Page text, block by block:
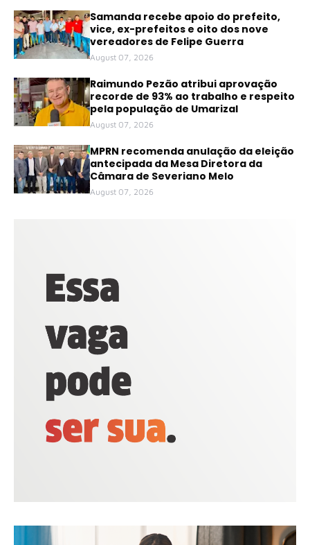
Samanda recebe apoio do prefeito,
vice, ex-prefeitos e oito dos nove
vereadores de Felipe Guerra
August 07, 2026
Raimundo Pezão atribui aprovação
recorde de 93% ao trabalho e respeito
pela população de Umarizal
August 07, 2026
MPRN recomenda anulação da eleição
antecipada da Mesa Diretora da
Câmara de Severiano Melo
August 07, 2026